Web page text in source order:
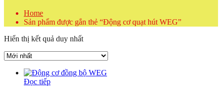
Home
Sản phẩm được gắn thẻ “Động cơ quạt hút WEG”
Hiển thị kết quả duy nhất
Đọc tiếp